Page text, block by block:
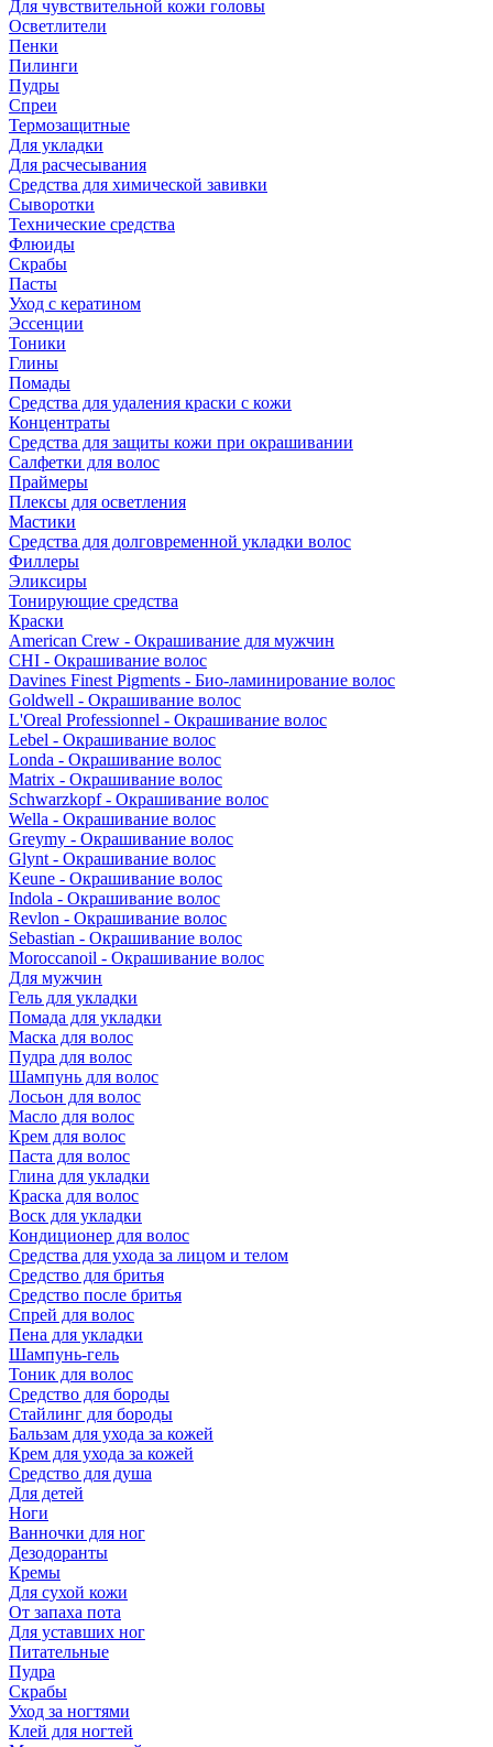
Для чувствительной кожи головы
Осветлители
Пенки
Пилинги
Пудры
Спреи
Термозащитные
Для укладки
Для расчесывания
Средства для химической завивки
Сыворотки
Технические средства
Флюиды
Скрабы
Пасты
Уход с кератином
Эссенции
Тоники
Глины
Помады
Средства для удаления краски с кожи
Концентраты
Средства для защиты кожи при окрашивании
Салфетки для волос
Праймеры
Плексы для осветления
Мастики
Средства для долговременной укладки волос
Филлеры
Эликсиры
Тонирующие средства
Краски
American Crew - Окрашивание для мужчин
CHI - Окрашивание волос
Davines Finest Pigments - Био-ламинирование волос
Goldwell - Окрашивание волос
L'Oreal Professionnel - Окрашивание волос
Lebel - Окрашивание волос
Londa - Окрашивание волос
Matrix - Окрашивание волос
Schwarzkopf - Окрашивание волос
Wella - Окрашивание волос
Greymy - Окрашивание волос
Glynt - Окрашивание волос
Keune - Окрашивание волос
Indola - Окрашивание волос
Revlon - Окрашивание волос
Sebastian - Окрашивание волос
Moroccanoil - Окрашивание волос
Для мужчин
Гель для укладки
Помада для укладки
Маска для волос
Пудра для волос
Шампунь для волос
Лосьон для волос
Масло для волос
Крем для волос
Паста для волос
Глина для укладки
Краска для волос
Воск для укладки
Кондиционер для волос
Средства для ухода за лицом и телом
Средство для бритья
Средство после бритья
Спрей для волос
Пена для укладки
Шампунь-гель
Тоник для волос
Средство для бороды
Стайлинг для бороды
Бальзам для ухода за кожей
Крем для ухода за кожей
Средство для душа
Для детей
Ноги
Ванночки для ног
Дезодоранты
Кремы
Для сухой кожи
От запаха пота
Для уставших ног
Питательные
Пудра
Скрабы
Уход за ногтями
Клей для ногтей